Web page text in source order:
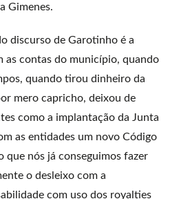
Gimenes.
discurso de Garotinho é a
as contas do município, quando
quando tirou dinheiro da
mero capricho, deixou de
como a implantação da Junta
as entidades um novo Código
que nós já conseguimos fazer
o desleixo com a
com uso dos royalties